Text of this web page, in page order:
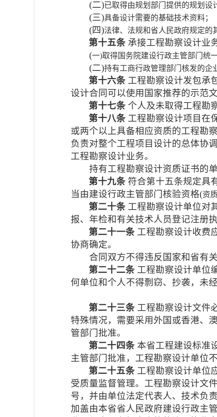
(二)已取得由规划部门提供的规划设
(三)具备设计需要的基础技术资料；
(四)法律、法规和省人民政府规定的
第十五条 承接工程勘察设计业
(一)取得国务院建设行政主管部门统
(二)持有工商行政管理部门核发的企
第十六条 工程勘察设计发包承
设计合同可以使用国家推荐的示范
第十七条个人及未取得工程勘
第十八条 工程勘察设计项目在
或两个以上具备相应资质的工程勘
负责对整个工程项目设计的总体协
工程勘察设计业务。
持有工程勘察设计资质证书的单
第十九条 符合第十五条规定具
当由建设行政主管部门核验资格(资
第二十条 工程勘察设计单位对
报、年检和有关技术人员登记注册
第二十一条 工程勘察设计收费
协商确定。
合同双方不得违反国家和省有关
第二十二条 工程勘察设计单位
何单位和个人不得剽窃、抄袭，未
第二十三条 工程勘察设计文件
特殊情况，需要采用外国或香港、
管部门批准。
第二十四条 本省工程建设标准
主管部门批准，工程勘察设计单位
第二十五条 工程勘察设计单位
受质量监督管理。工程勘察设计文
号，并由单位法定代表人、技术负
加盖由本省省人民政府建设行政主